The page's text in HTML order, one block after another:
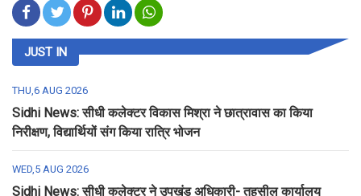
JUST IN
THU,6 AUG 2026
Sidhi News: सीधी कलेक्टर विकास मिश्रा ने छात्रावास का किया
निरीक्षण, विद्यार्थियों संग किया रात्रि भोजन
WED,5 AUG 2026
Sidhi News: सीधी कलेक्टर ने उपखंड अधिकारी- तहसील कार्यालय